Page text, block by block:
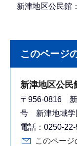
新津地区公民館
このページ
新津地区公民
〒956-0816 新
号 新津地域学
電話：0250-
このペー